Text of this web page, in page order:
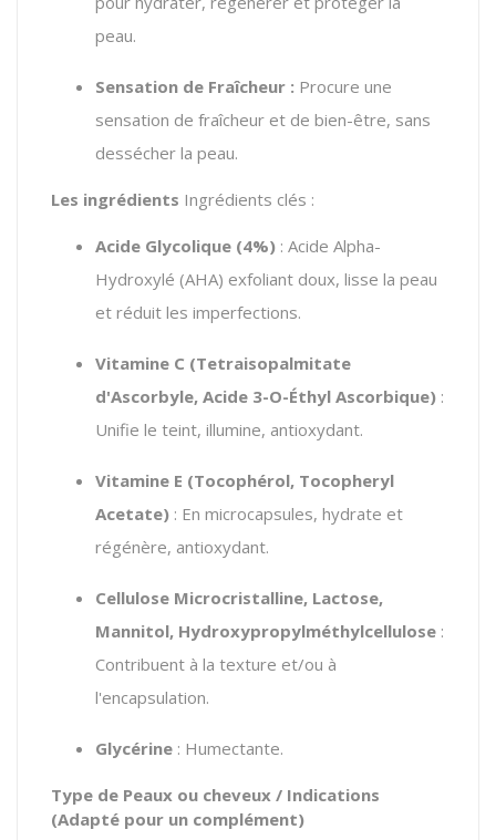
peau.
Sensation de Fraîcheur : Procure une
sensation de fraîcheur et de bien-être, sans
dessécher la peau.
Les ingrédients Ingrédients clés :
Acide Glycolique (4%) : Acide Alpha-
Hydroxylé (AHA) exfoliant doux, lisse la peau
et réduit les imperfections.
Vitamine C (Tetraisopalmitate
d'Ascorbyle, Acide 3-O-Éthyl Ascorbique) :
Unifie le teint, illumine, antioxydant.
Vitamine E (Tocophérol, Tocopheryl
Acetate) : En microcapsules, hydrate et
régénère, antioxydant.
Cellulose Microcristalline, Lactose,
Mannitol, Hydroxypropylméthylcellulose :
Contribuent à la texture et/ou à
l'encapsulation.
Glycérine : Humectante.
Type de Peaux ou cheveux / Indications
(Adapté pour un complément)